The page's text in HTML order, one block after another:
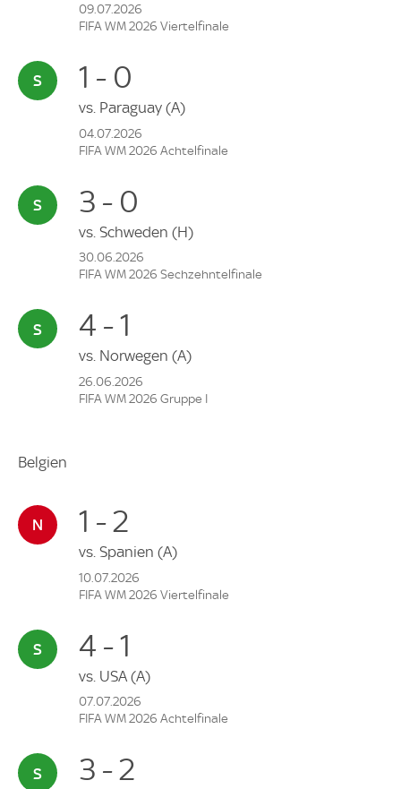
09.07.2026
FIFA WM 2026 Viertelfinale
1 - 0
vs. Paraguay (A)
04.07.2026
FIFA WM 2026 Achtelfinale
3 - 0
vs. Schweden (H)
30.06.2026
FIFA WM 2026 Sechzehntelfinale
4 - 1
vs. Norwegen (A)
26.06.2026
FIFA WM 2026 Gruppe I
Belgien
1 - 2
vs. Spanien (A)
10.07.2026
FIFA WM 2026 Viertelfinale
4 - 1
vs. USA (A)
07.07.2026
FIFA WM 2026 Achtelfinale
3 - 2